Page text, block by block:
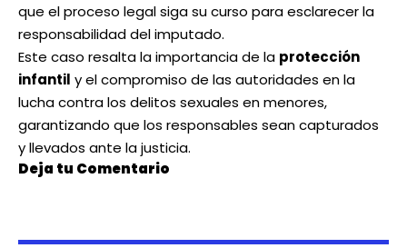
que el proceso legal siga su curso para esclarecer la
responsabilidad del imputado.
Este caso resalta la importancia de la protección
infantil y el compromiso de las autoridades en la
lucha contra los delitos sexuales en menores,
garantizando que los responsables sean capturados
y llevados ante la justicia.
Deja tu Comentario